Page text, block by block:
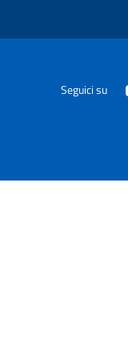
Seguici su